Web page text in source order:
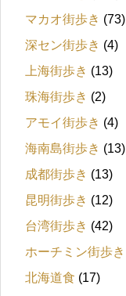
マカオ街歩き (73)
深セン街歩き (4)
上海街歩き (13)
珠海街歩き (2)
アモイ街歩き (4)
海南島街歩き (13)
成都街歩き (13)
昆明街歩き (12)
台湾街歩き (42)
ホーチミン街歩き
北海道食 (17)